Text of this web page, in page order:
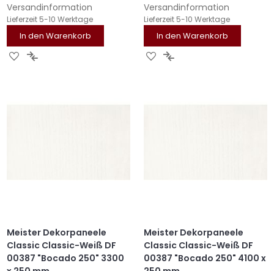
Versandinformation
Lieferzeit 5-10 Werktage
In den Warenkorb
ZURZUR
Versandinformation
Lieferzeit 5-10 Werktage
In den Warenkorb
ZURZUR
Meister Dekorpaneele
Classic Classic-Weiß DF
00387 "Bocado 250" 3300
Meister Dekorpaneele
Classic Classic-Weiß DF
00387 "Bocado 250" 4100 x